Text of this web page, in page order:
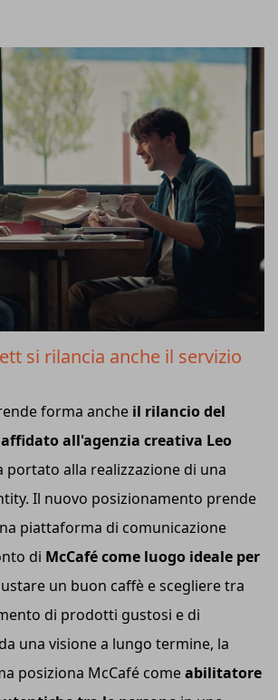
si rilancia anche il servizio
forma anche il rilancio del
all'agenzia creativa Leo
portato alla realizzazione di una
Il nuovo posizionamento prende
piattaforma di comunicazione
di McCafé come luogo ideale per
un buon caffè e scegliere tra
di prodotti gustosi e di
una visione a lungo termine, la
posiziona McCafé comeabilitatore